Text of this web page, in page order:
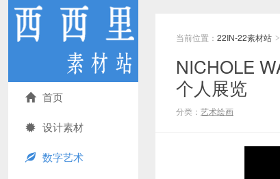
首页
设计素材
数字艺术
当前位置： 22IN-22素材站 >
NICHOLE
个人展览
分类： 艺术绘画